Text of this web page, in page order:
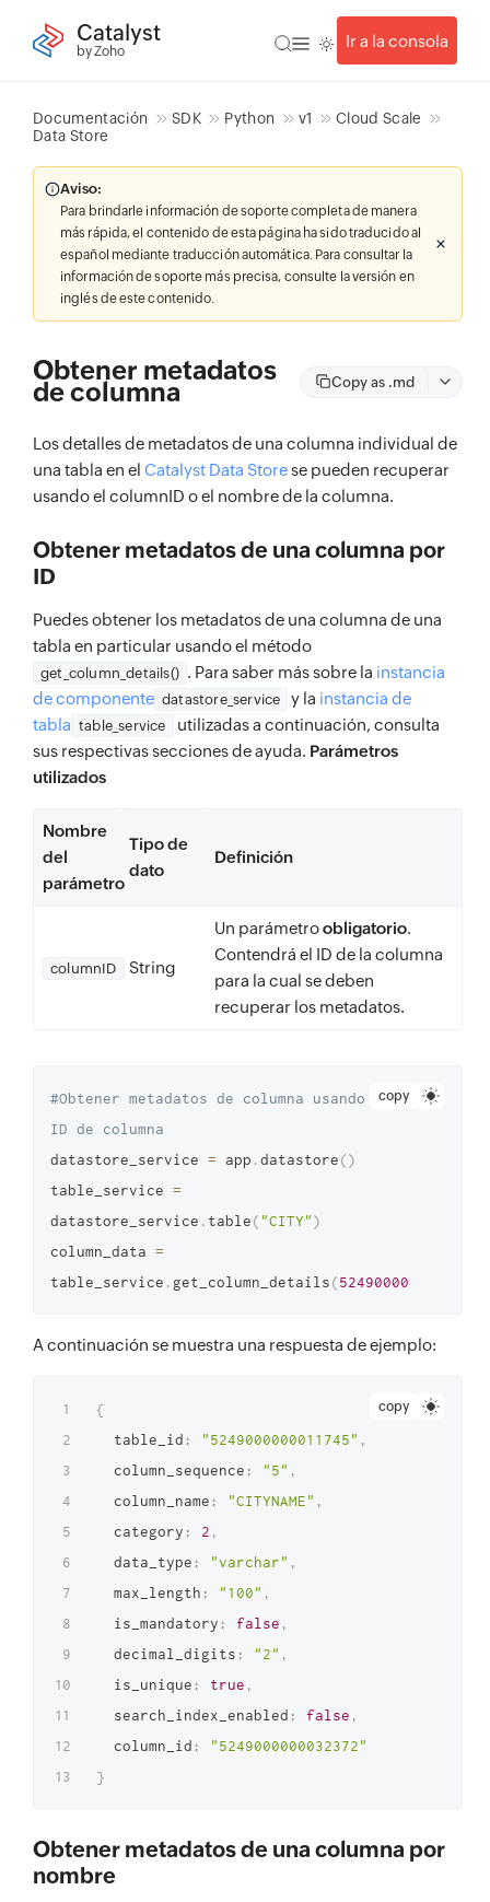
Catalyst
by Zoho
Ir a la consola
Documentación SDK Python v1
Cloud Scale
Data Store
Aviso:
Para brindarle información de soporte completa de manera
más rápida, el contenido de esta página ha sido traducido al
español mediante traducción automática. Para consultar la
información de soporte más precisa, consulte la versión en
inglés de este contenido.
Obtener metadatos
de columna Copy as .md
Los detalles de metadatos de una columna individual de
una tabla en el Catalyst Data Storese pueden recuperar
usando el columnID o el nombre de la columna.
Obtener metadatos de una columna por
ID
Puedes obtener los metadatos de una columna de una
tabla en particular usando el método
get_column_details() . Para saber más sobre la instancia
de componente datastore_service y la instancia de
tabla table_service
utilizadas a continuación, consulta
sus respectivas secciones de ayuda. Parámetros
utilizados
Nombre
del
parámetro
Tipo de
dato
Definición
columnID String
Un parámetroobligatorio.
Contendrá el ID de la columna
para la cual se deben
recuperar los metadatos.
copy
#Obtener metadatos de columna usando el
ID de columna
datastore_service = app .datastore()
table_service =
datastore_service . table("CITY")
column_data =
table_service . get_column_details(5249000000032372
A continuación se muestra una respuesta de ejemplo:
copy
{
  table_id
: "5249000000011745" ,
  column_sequence
: "5" ,
  column_name
: "CITYNAME" ,
  category
: 2 ,
  data_type
: "varchar" ,
  max_length
: "100" ,
  is_mandatory
: false ,
  decimal_digits
: "2" ,
  is_unique
: true ,
  search_index_enabled
: false ,
  column_id
:
"5249000000032372"
}
Obtener metadatos de una columna por
nombre